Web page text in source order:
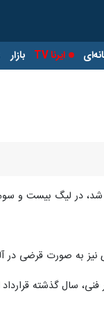
ایرنا TV بازار